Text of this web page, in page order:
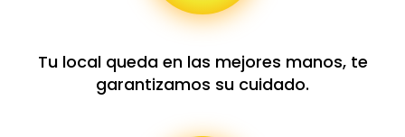
Tu local queda en las mejores manos, te
garantizamos su cuidado.